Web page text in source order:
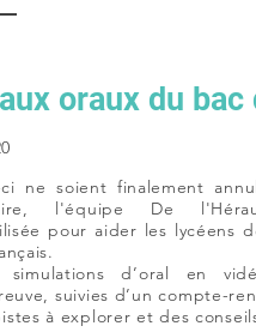
oraux du bac
ne soient finalement
l'équipe De
pour aider les lycéens
d’oral en
suivies d’un compte-
à explorer et des